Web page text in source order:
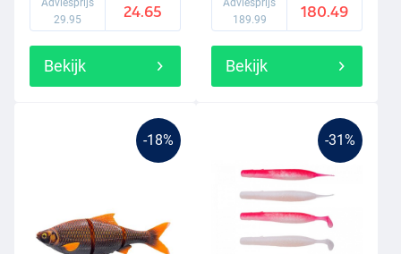
vissen, heeft Savage Gear hier echt een verandering in teweeg
gebracht. Savage Gear is niet bang om écht groot kunstaas op de
grootste roofvissen te verleiden. Dit heeft geleid tot verschillende
gericht op het subtiel vissen op met name baars en snoekbaars.
Denk hierbij aan hele lichtehengels
, klein kunstaas en lichte
loodkoppen. Ook onder de streetfishing vissers is Savage Gear dan
Adviesprijs
29.95
24.65
Bekijk
Adviesprijs
189.99
180.49
Bekijk
-18% -31%